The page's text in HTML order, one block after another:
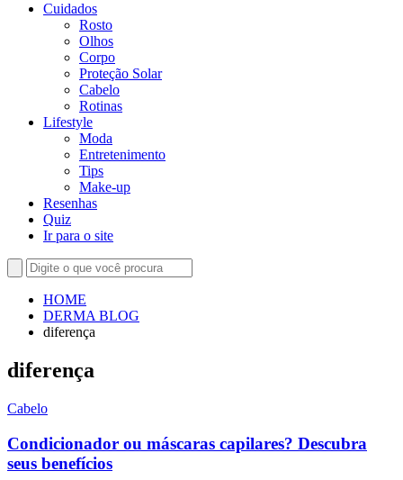
Cuidados
Rosto
Olhos
Corpo
Proteção Solar
Cabelo
Rotinas
Lifestyle
Moda
Entretenimento
Tips
Make-up
Resenhas
Quiz
Ir para o site
HOME
DERMA BLOG
diferença
diferença
Cabelo
Condicionador ou máscaras capilares? Descubra
seus benefícios